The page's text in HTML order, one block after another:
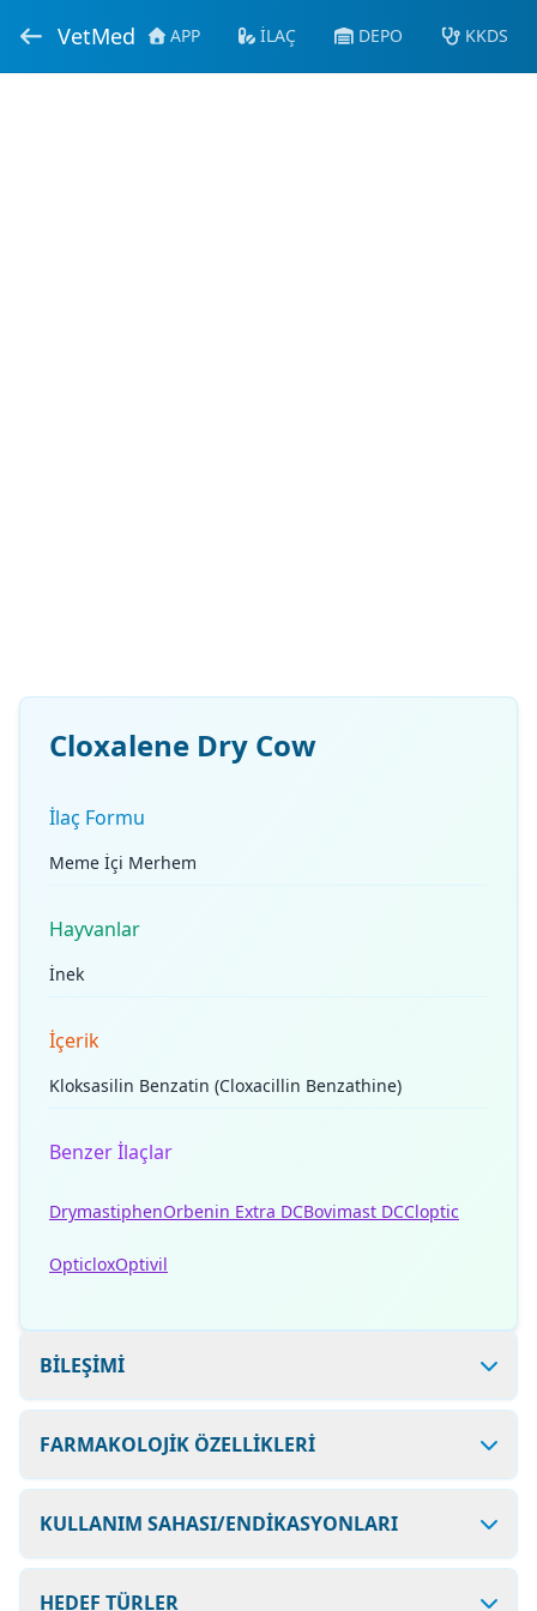
VetMed APP İLAÇ DEPO KKDS
Cloxalene Dry Cow
İlaç Formu
Meme İçi Merhem
Hayvanlar
İnek
İçerik
Kloksasilin Benzatin (Cloxacillin Benzathine)
Benzer İlaçlar
DrymastiphenOrbenin Extra DCBovimast DCCloptic
OpticloxOptivil
BİLEŞİMİ
FARMAKOLOJİK ÖZELLİKLERİ
KULLANIM SAHASI/ENDİKASYONLARI
HEDEF TÜRLER